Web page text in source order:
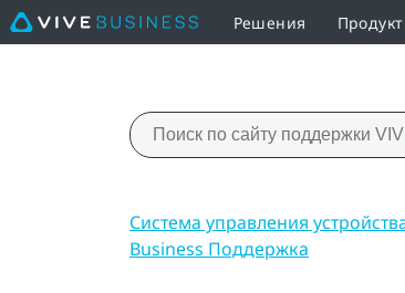
Решения
Система управления
Business Поддержка